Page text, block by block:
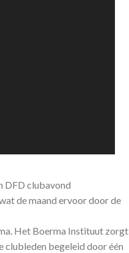
DFD clubavond
de maand ervoor door de
Het Boerma Instituut zorgt
clubleden begeleid door één